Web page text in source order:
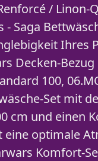
/
- Saga
Ihres
Decken-
100,
Set mit
cm und einen
eine optimale
Komfort-